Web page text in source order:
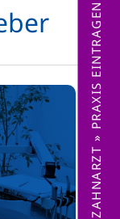
ZAHNARZT » PRAXIS EINTRAGEN